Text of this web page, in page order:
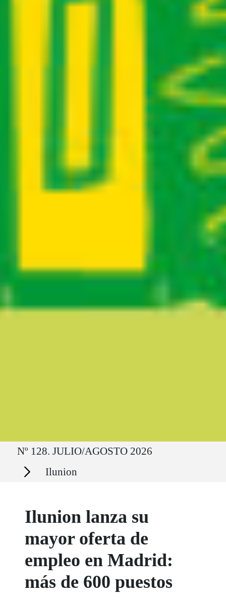
Ruta del sitio
Nº 128. JULIO/AGOSTO 2026
Secciones Ilunion
Ilunion lanza su
mayor oferta de
empleo en Madrid:
más de 600 puestos